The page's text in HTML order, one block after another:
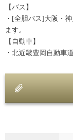
【バス】
・[全胆バス]大阪・
ます。
【自動車】
・北近畿豊岡自動